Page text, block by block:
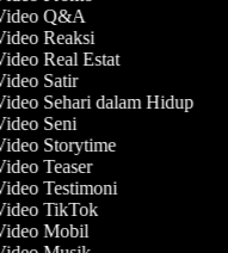
Q&A
Reaksi
Real Estat
Satir
Sehari dalam Hidup
Seni
Storytime
Teaser
Testimoni
TikTok
Mobil